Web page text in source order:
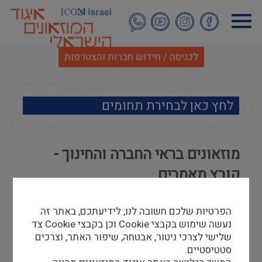
לתוכן
העיקרי
לכניסה / חידוש חברות והצטרפות
לחץ כאן לבחירת תחומים
אמנות
מוזאולוגיה כללי
היסטוריה ומורשת
מוזאונים בראי החברה והחינוך -
קובץ מאמרים
16/04/18
להלן קישור לאסופת מאמרים מאמרים שיצאה לאור
בעקבות כינוס שנערך במכללת אפרתה ונוזאון חצר
הפרטיות שלכם חשובה לנו, לידיעתכם, באתר זה
נעשה שימוש בקבצי Cookie וכן בקבצי Cookie צד
שלישי לצרכי ניטור, אבטחה, שיפור האתר, וצרכים
סטטיסטיים.